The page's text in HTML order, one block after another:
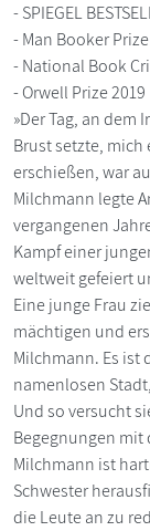
- SPIEGEL
- Man Booker
- National Book
- Orwell Prize 2019
»Der Tag, an dem
Brust setzte,
erschießen, war
Milchmann legte
vergangenen
Kampf einer
weltweit gefeiert
Eine junge Frau
mächtigen und
Milchmann. Es ist
namenlosen
Und so versucht
Begegnungen mit
Milchmann ist
Schwester
die Leute an zu